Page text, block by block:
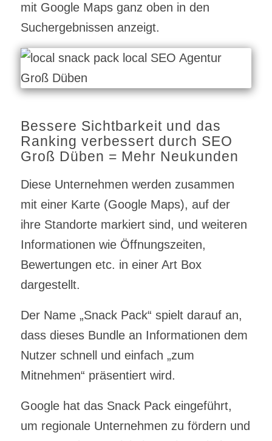
mit Google Maps ganz oben in den
Suchergebnissen anzeigt.
Bessere Sichtbarkeit und das
Ranking verbessert durch SEO
Groß Düben = Mehr Neukunden
Diese Unternehmen werden zusammen
mit einer Karte (Google Maps), auf der
ihre Standorte markiert sind, und weiteren
Informationen wie Öffnungszeiten,
Bewertungen etc. in einer Art Box
dargestellt.
Der Name „Snack Pack“ spielt darauf an,
dass dieses Bundle an Informationen dem
Nutzer schnell und einfach „zum
Mitnehmen“ präsentiert wird.
Google hat das Snack Pack eingeführt,
um regionale Unternehmen zu fördern und